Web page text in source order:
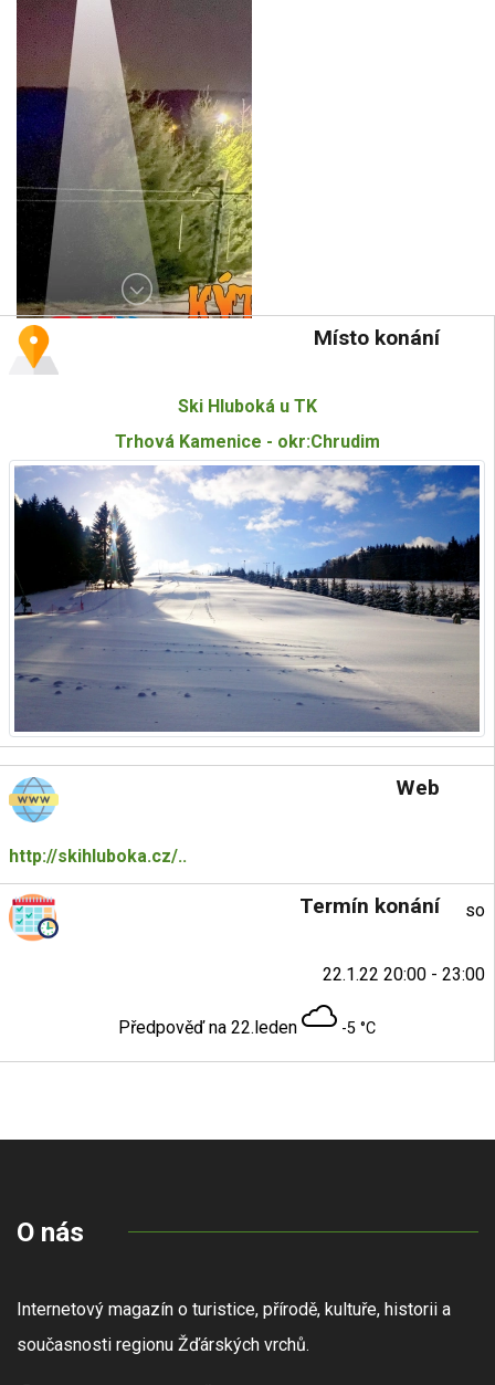
Místo konání
Ski Hluboká u TK
Trhová Kamenice - okr:Chrudim
Web
http://skihluboka.cz/..
Termín konání so
22.1.22 20:00 - 23:00
Předpověď na 22.leden -5 °C
O nás
Internetový magazín o turistice, přírodě, kultuře, historii a
současnosti regionu Žďárských vrchů.